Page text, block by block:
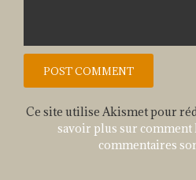
Ce site utilise Akismet pour
savoir plus sur comment
commentaires